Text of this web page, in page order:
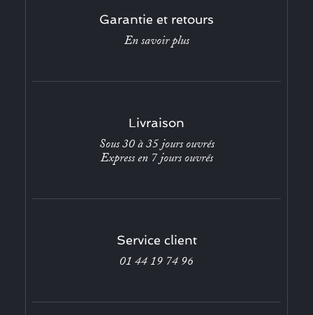
Garantie et retours
En savoir plus
Livraison
Sous 30 à 35 jours ouvrés
Express en 7 jours ouvrés
Service client
01 44 19 74 96